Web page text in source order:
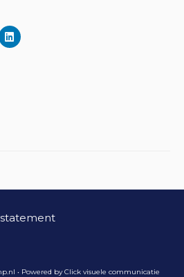
• Powered byClick visuele communicatie